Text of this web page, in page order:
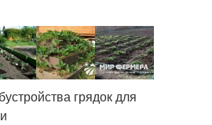
грядок для